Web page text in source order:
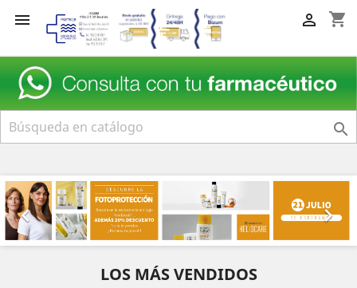
 shopping_cart



Anterior

LOS MÁS VENDIDOS